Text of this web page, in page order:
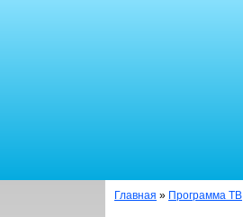
Главная » Программа ТВ